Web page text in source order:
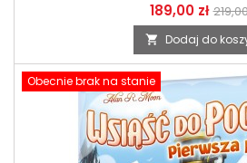
189,00 zł
 Dodaj do
Obecnie brak na stanie